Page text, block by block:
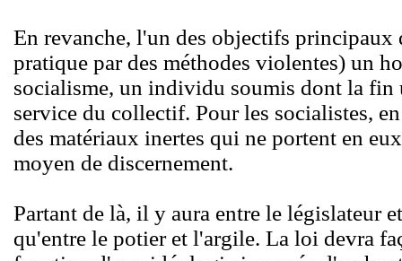
En revanche, l'un des objectifs principaux
pratique par des méthodes violentes) un
socialisme, un individu soumis dont la fin
service du collectif. Pour les socialistes,
des matériaux inertes qui ne portent en
moyen de discernement.
Partant de là, il y aura entre le législateur
qu'entre le potier et l'argile. La loi devra